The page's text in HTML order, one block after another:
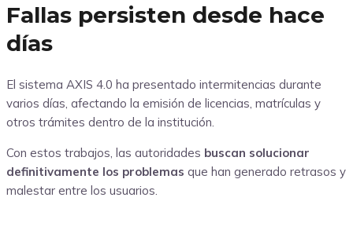
Fallas persisten desde hace
días
El sistema AXIS 4.0 ha presentado intermitencias durante
varios días, afectando la emisión de licencias, matrículas y
otros trámites dentro de la institución.
Con estos trabajos, las autoridades buscan solucionar
definitivamente los problemas que han generado retrasos y
malestar entre los usuarios.